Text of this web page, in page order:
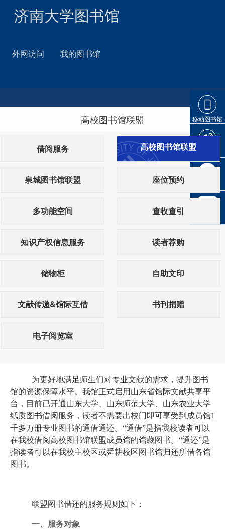
济南大学图书馆
外网访问 我的图书馆
高校图书馆联盟
借阅服务 高校图书馆联盟
泉城图书馆联盟 座位预约
多功能空间 查收查引
知识产权信息服务 读者荐购
储物柜 自助文印
文献传递&馆际互借 书刊捐赠
电子阅览室
为更好地满足师生们对专业文献的需求，提升图书
馆的资源保障水平。我馆正式启用山东省馆际文献共享平
台，目前已开通山东大学、山东师范大学、山东农业大学
纸质图书借阅服务，读者不需要出校门即可享受到成员馆1
千多万册专业图书的通借通还。“通借”是指我校读者可以
在我校借阅高校图书馆联盟成员馆的馆藏图书。“通还”是
指读者可以在我校主校区或舜耕校区图书馆归还所借各馆
图书。
联盟图书借还的服务规则如下：
一、服务对象
移动图书馆
官方微博